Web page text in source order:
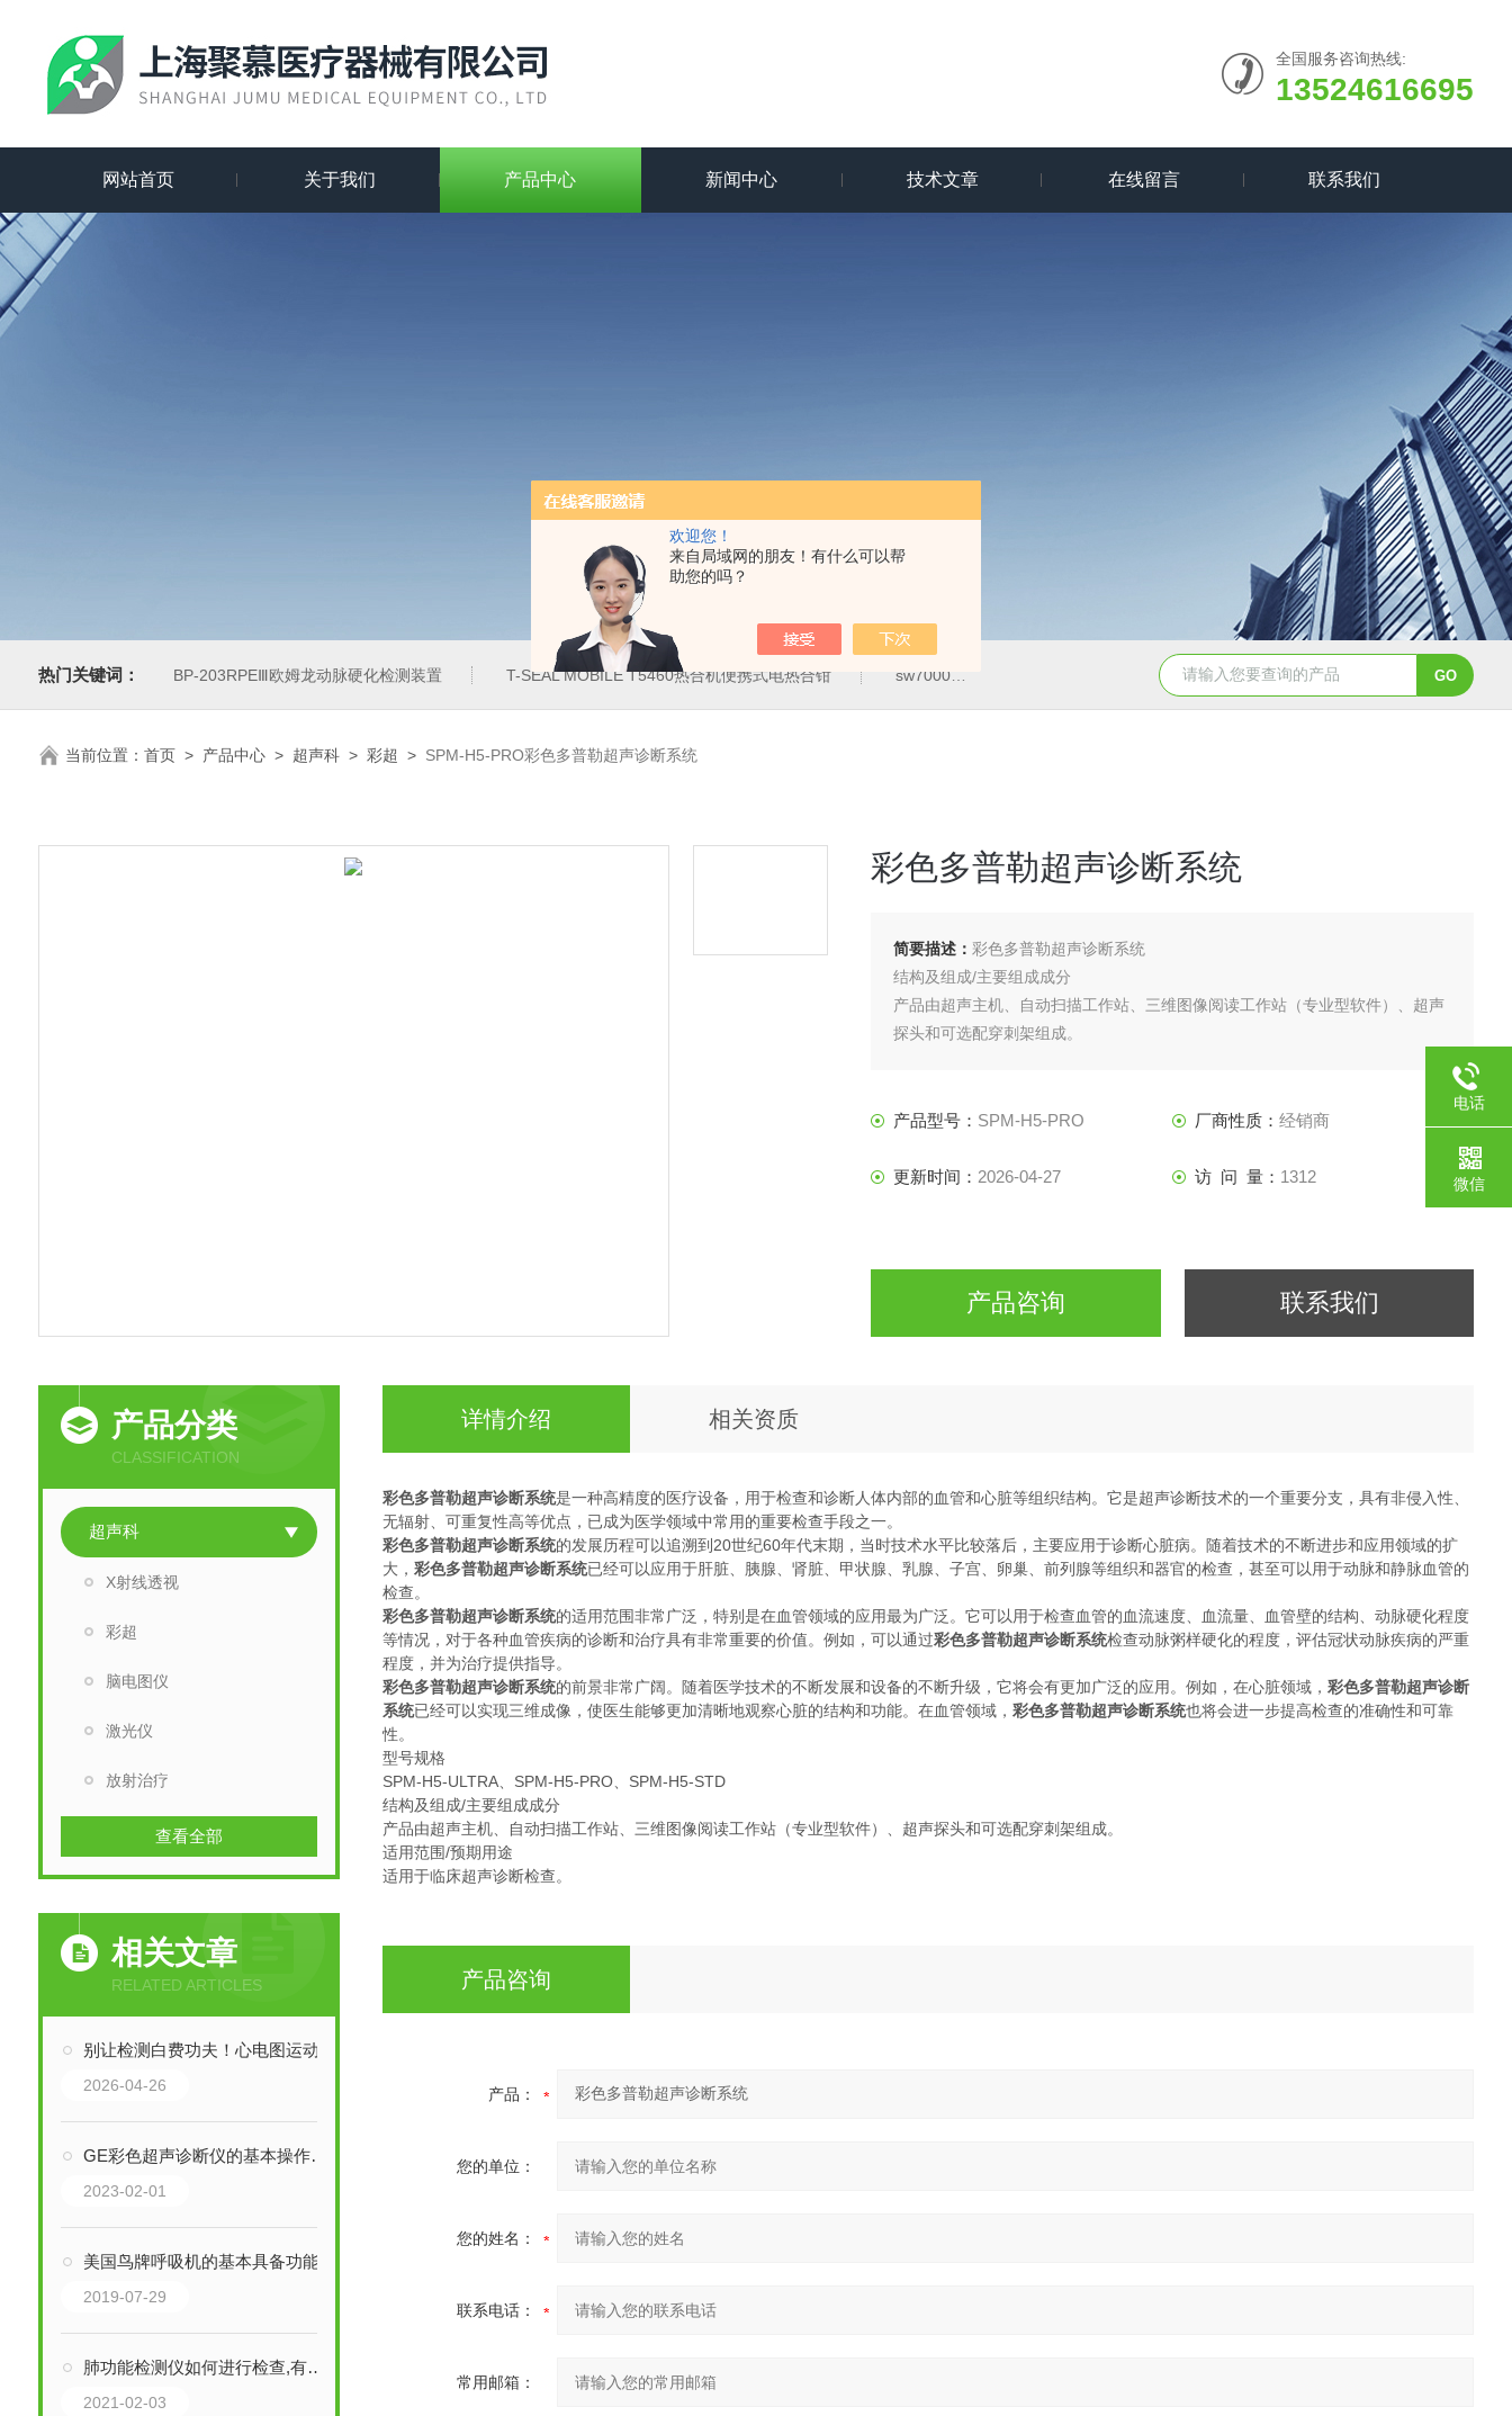
欢迎您！
来自局域网的朋友！有什么可以帮
助您的吗？
全国服务咨询热线:
13524616695
网站首页 关于我们 产品中心 新闻中心 技术文章 在线留言 联系我们
热门关键词： BP-203RPEⅢ欧姆龙动脉硬化检测装置 T-SEAL MOBILE T5460热合机便携式电热合钳 sw7000医用眼科索维角膜内皮细胞计 NHZ-06诺和振动排痰机厂家直销
当前位置： 首页> 产品中心> 超声科> 彩超 > SPM-H5-PRO彩色多普勒超声诊断系统
彩色多普勒超声诊断系统
简要描述： 彩色多普勒超声诊断系统
结构及组成/主要组成成分
产品由超声主机、自动扫描工作站、三维图像阅读工作站（专业型软件）、超声
探头和可选配穿刺架组成。
产品型号： SPM-H5-PRO 厂商性质：经销商
更新时间： 2026-04-27 访 问 量： 1312
产品咨询 联系我们
产品分类
CLASSIFICATION
超声科
X射线透视
彩超
脑电图仪
激光仪
放射治疗
查看全部
相关文章
RELATED ARTICLES
别让检测白费功夫！心电图运动试验检测仪的关键使用细节，一文说透
2026-04-26
GE彩色超声诊断仪的基本操作以及调节要领
2023-02-01
美国鸟牌呼吸机的基本具备功能您知道几个？
2019-07-29
肺功能检测仪如何进行检查,有哪些检查要求?
2021-02-03
详情介绍 相关资质
彩色多普勒超声诊断系统是一种高精度的医疗设备，用于检查和诊断人体内部的血管和心脏等组织结构。它是超声诊断技术的一个重要分支，具有非侵入性、
无辐射、可重复性高等优点，已成为医学领域中常用的重要检查手段之一。
彩色多普勒超声诊断系统的发展历程可以追溯到20世纪60年代末期，当时技术水平比较落后，主要应用于诊断心脏病。随着技术的不断进步和应用领域的扩
大，彩色多普勒超声诊断系统已经可以应用于肝脏、胰腺、肾脏、甲状腺、乳腺、子宫、卵巢、前列腺等组织和器官的检查，甚至可以用于动脉和静脉血管的
检查。
彩色多普勒超声诊断系统的适用范围非常广泛，特别是在血管领域的应用最为广泛。它可以用于检查血管的血流速度、血流量、血管壁的结构、动脉硬化程度
等情况，对于各种血管疾病的诊断和治疗具有非常重要的价值。例如，可以通过彩色多普勒超声诊断系统检查动脉粥样硬化的程度，评估冠状动脉疾病的严重
程度，并为治疗提供指导。
彩色多普勒超声诊断系统的前景非常广阔。随着医学技术的不断发展和设备的不断升级，它将会有更加广泛的应用。例如，在心脏领域，彩色多普勒超声诊断
系统已经可以实现三维成像，使医生能够更加清晰地观察心脏的结构和功能。在血管领域，彩色多普勒超声诊断系统也将会进一步提高检查的准确性和可靠
性。
型号规格
SPM-H5-ULTRA、SPM-H5-PRO、SPM-H5-STD
结构及组成/主要组成成分
产品由超声主机、自动扫描工作站、三维图像阅读工作站（专业型软件）、超声探头和可选配穿刺架组成。
适用范围/预期用途
适用于临床超声诊断检查。
产品咨询
产品：
您的单位：
您的姓名：
联系电话：
常用邮箱：
电话
微信